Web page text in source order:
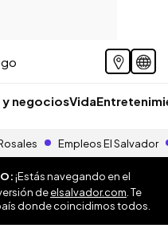
y negociosVida
Empleos El Salvador
¡Estás navegando en el
deelsalvador.com . Te
donde coincidimos todos.